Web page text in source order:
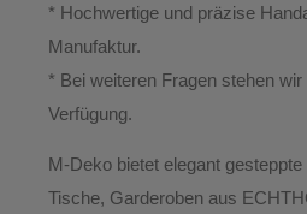
* Hochwertige und präzise
Manufaktur.
* Bei weiteren Fragen stehen
Verfügung.
M-Deko bietet elegant gesteppte
Tische, Garderoben aus